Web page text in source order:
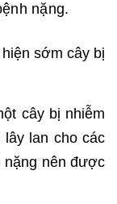
nặng.
sớm cây bị
cây bị nhiễm
lây lan cho các
nặng nên được